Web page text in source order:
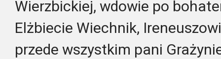
Wierzbickiej, wdowie po
Elżbiecie Wiechnik,
przede wszystkim pani